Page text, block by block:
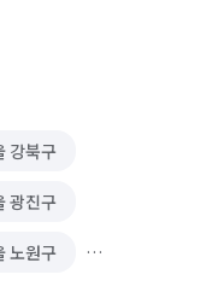
강북구
광진구
노원구